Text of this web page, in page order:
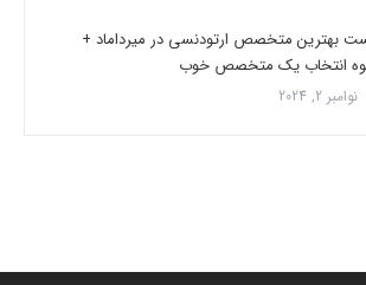
بهترین متخصص ارتودنسی در میرداماد +
انتخاب یک متخصص خوب
نوامبر 2, 2024